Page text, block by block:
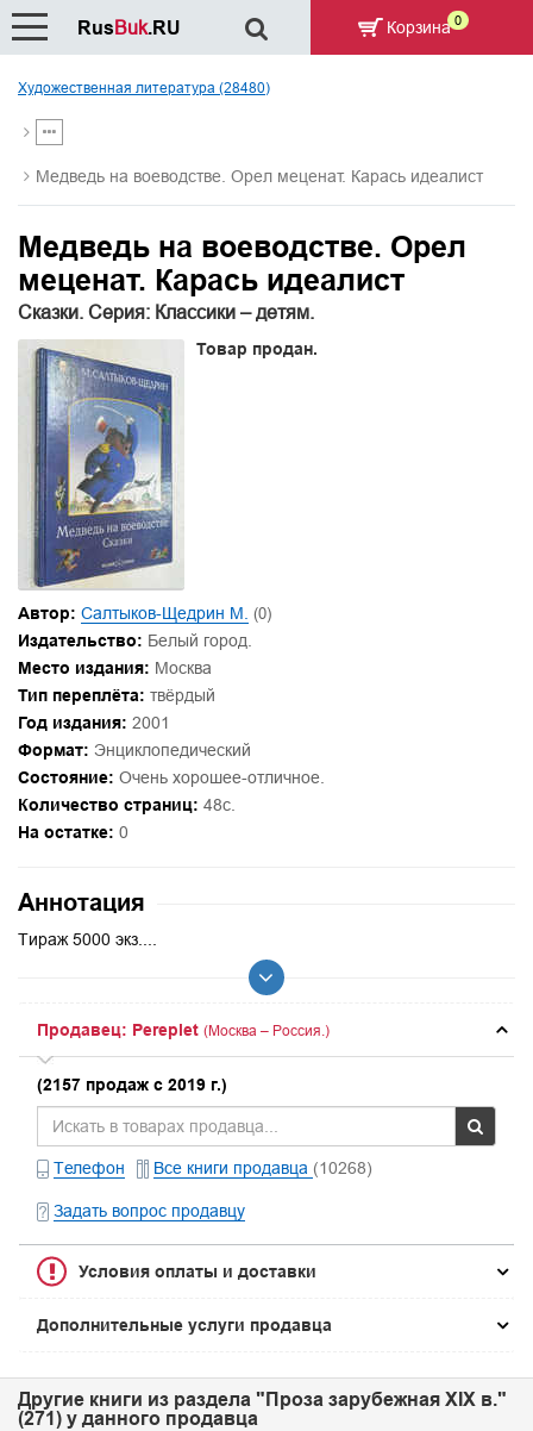
Художественная литература (28480)
Медведь на воеводстве. Орел меценат. Карась идеалист
Медведь на воеводстве. Орел
меценат. Карась идеалист
Сказки. Серия: Классики – детям.
Товар продан.
Автор: Салтыков-Щедрин М. (0)
Издательство: Белый город.
Место издания: Москва
Тип переплёта: твёрдый
Год издания: 2001
Формат: Энциклопедический
Состояние: Очень хорошее-отличное.
Количество страниц: 48с.
На остатке: 0
Аннотация
Тираж 5000 экз....
Продавец: Pereplet (Москва – Россия.)
(2157 продаж с 2019 г.)
Телефон Все книги продавца (10268)
Задать вопрос продавцу
Условия оплаты и доставки
Дополнительные услуги продавца
Другие книги из раздела "Проза зарубежная XIX в."
(271) у данного продавца
RusBuk.RU Корзина 0